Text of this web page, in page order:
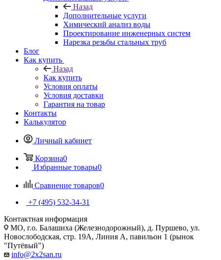
Назад
Дополнительные услуги
Химический анализ воды
Проектирование инженерных систем
Нарезка резьбы стальных труб
Блог
Как купить
Назад
Как купить
Условия оплаты
Условия доставки
Гарантия на товар
Контакты
Калькулятор
Личный кабинет
Корзина0
Избранные товары0
Сравнение товаров0
+7 (495) 532‑34‑31
Контактная информация
МО, г.о. Балашиха (Железнодорожный), д. Пуршево, ул.
Новослободская, стр. 19А, Линия А, павильон 1 (рынок
"Путёвый")
info@2x2san.ru